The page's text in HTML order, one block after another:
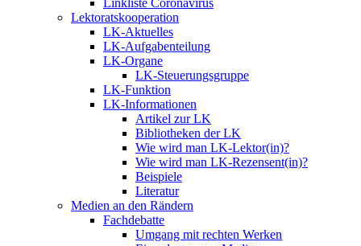
Linkliste Coronavirus
Lektoratskooperation
LK-Aktuelles
LK-Aufgabenteilung
LK-Organe
LK-Steuerungsgruppe
LK-Funktion
LK-Informationen
Artikel zur LK
Bibliotheken der LK
Wie wird man LK-Lektor(in)?
Wie wird man LK-Rezensent(in)?
Beispiele
Literatur
Medien an den Rändern
Fachdebatte
Umgang mit rechten Werken